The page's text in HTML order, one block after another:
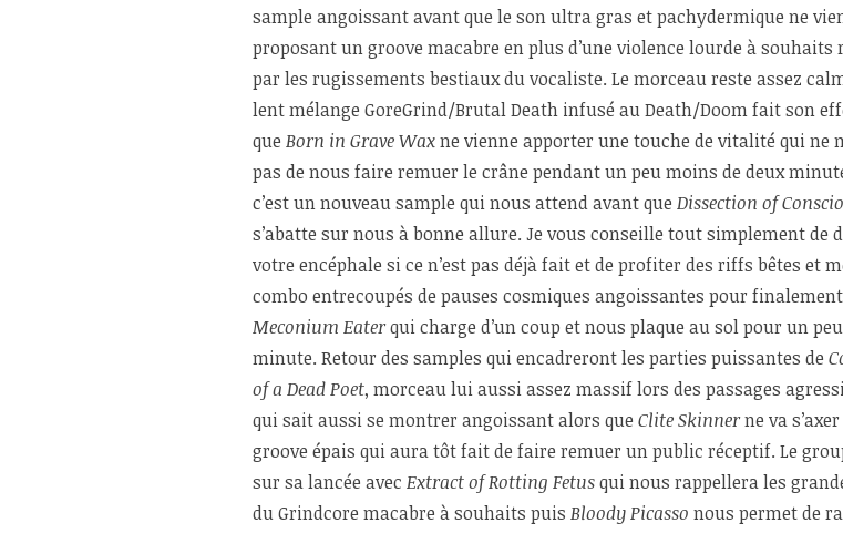
sample angoissant avant que le son ultra gras et pachydermique ne
proposant un groove macabre en plus d’une violence lourde à souhaits
par les rugissements bestiaux du vocaliste. Le morceau reste assez
lent mélange GoreGrind/Brutal Death infusé au Death/Doom fait son
que Born in Grave Waxne vienne apporter une touche de vitalité qui ne
pas de nous faire remuer le crâne pendant un peu moins de deux
c’est un nouveau sample qui nous attend avant que Dissection of
s’abatte sur nous à bonne allure. Je vous conseille tout simplement de
votre encéphale si ce n’est pas déjà fait et de profiter des riffs bêtes et
combo entrecoupés de pauses cosmiques angoissantes pour
Meconium Eaterqui charge d’un coup et nous plaque au sol pour un
minute. Retour des samples qui encadreront les parties puissantes de
of a Dead Poet, morceau lui aussi assez massif lors des passages
qui sait aussi se montrer angoissant alors que Clite Skinnerne va
groove épais qui aura tôt fait de faire remuer un public réceptif. Le
sur sa lancée avec Extract of Rotting Fetusqui nous rappellera les
du Grindcore macabre à souhaits puis Bloody Picasso nous permet de